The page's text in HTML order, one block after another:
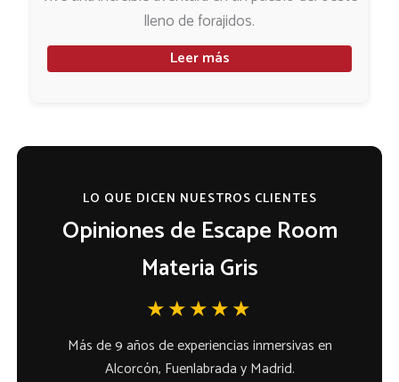
lleno de forajidos.
Leer más
LO QUE DICEN NUESTROS CLIENTES
Opiniones de Escape Room
Materia Gris
★★★★★
Más de 9 años de experiencias inmersivas en
Alcorcón, Fuenlabrada y Madrid.